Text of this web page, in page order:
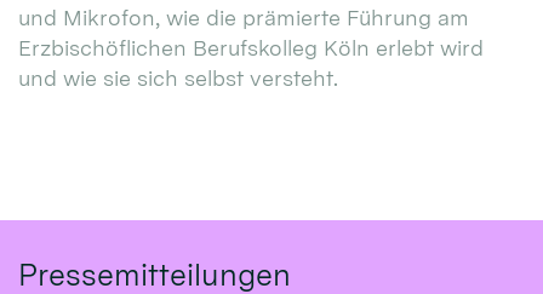
und Mikrofon, wie die prämierte Führung am
Erzbischöflichen Berufskolleg Köln erlebt wird
und wie sie sich selbst versteht.
Pressemitteilungen